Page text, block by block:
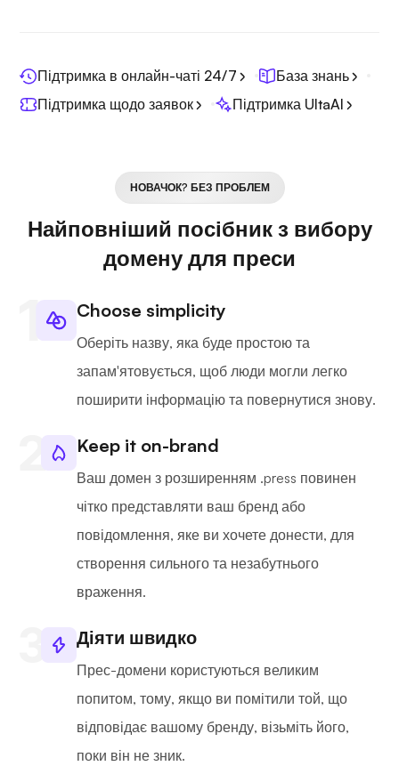
Підтримка в онлайн-чаті 24/7
База знань
Підтримка щодо заявок
Підтримка UltaAI
НОВАЧОК? БЕЗ ПРОБЛЕМ
Найповніший посібник з вибору
домену для преси
Choose simplicity
Оберіть назву, яка буде простою та
запам'ятовується, щоб люди могли легко
поширити інформацію та повернутися знову.
Keep it on-brand
Ваш домен з розширенням .press повинен
чітко представляти ваш бренд або
повідомлення, яке ви хочете донести, для
створення сильного та незабутнього
враження.
Діяти швидко
Прес-домени користуються великим
попитом, тому, якщо ви помітили той, що
відповідає вашому бренду, візьміть його,
поки він не зник.